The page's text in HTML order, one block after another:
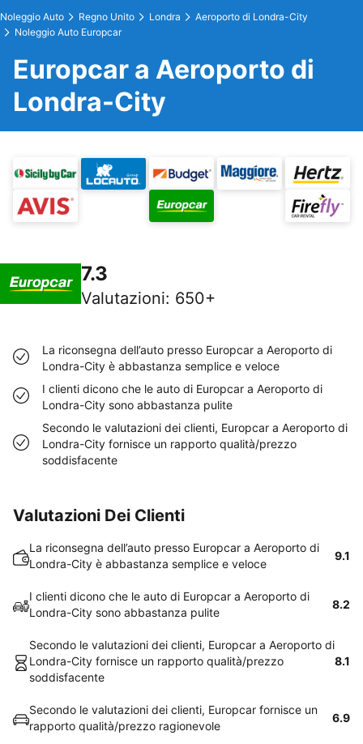
Noleggio Auto Regno Unito Londra
Aeroporto di Londra-City
Noleggio Auto Europcar
Europcar a Aeroporto di
Londra-City
7.3
Valutazioni: 650+
La riconsegna dell’auto presso Europcar a Aeroporto di
Londra-City è abbastanza semplice e veloce
I clienti dicono che le auto di Europcar a Aeroporto di
Londra-City sono abbastanza pulite
Secondo le valutazioni dei clienti, Europcar a Aeroporto di
Londra-City fornisce un rapporto qualità/prezzo
soddisfacente
Valutazioni Dei Clienti
La riconsegna dell’auto presso Europcar a Aeroporto di
Londra-City è abbastanza semplice e veloce
9.1
I clienti dicono che le auto di Europcar a Aeroporto di
Londra-City sono abbastanza pulite
8.2
Secondo le valutazioni dei clienti, Europcar a Aeroporto di
Londra-City fornisce un rapporto qualità/prezzo
soddisfacente
8.1
Secondo le valutazioni dei clienti, Europcar fornisce un
rapporto qualità/prezzo ragionevole
6.9